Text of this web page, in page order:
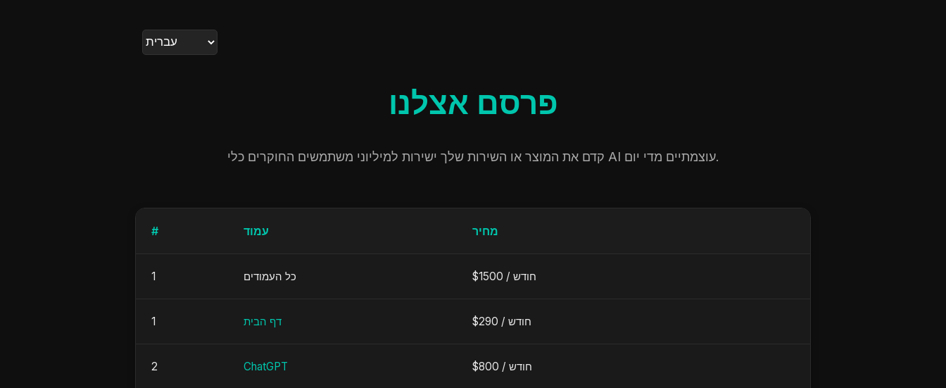
פרסם אצלנו
קדם את המוצר או השירות שלך ישירות למיליוני משתמשים החוקרים כלי AI עוצמתיים מדי יום.
# עמוד מחיר
1 כל העמודים $1500 / חודש
1 דף הבית $290 / חודש
2 ChatGPT $800 / חודש